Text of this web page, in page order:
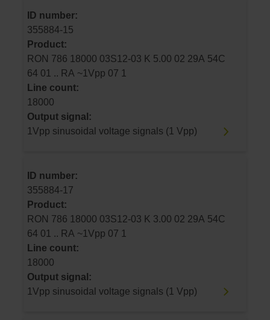
ID number:
355884-15
Product:
RON 786 18000 03S12-03 K 5.00 02 29A 54C
64 01 .. RA ~1Vpp 07 1
Line count:
18000
Output signal:
1Vpp sinusoidal voltage signals (1 Vpp)
ID number:
355884-17
Product:
RON 786 18000 03S12-03 K 3.00 02 29A 54C
64 01 .. RA ~1Vpp 07 1
Line count:
18000
Output signal:
1Vpp sinusoidal voltage signals (1 Vpp)